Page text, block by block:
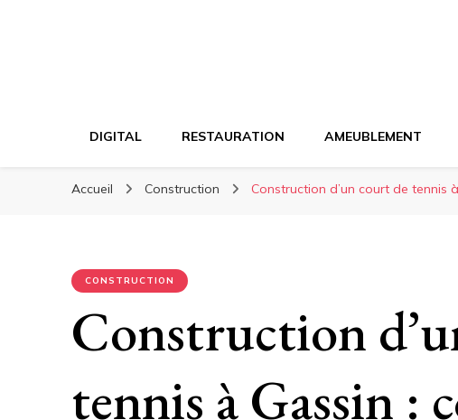
DIGITAL RESTAURATION AMEUBLEMENT
Accueil Construction Construction d’un court de tennis
CONSTRUCTION
Construction
tennis à Gassin :